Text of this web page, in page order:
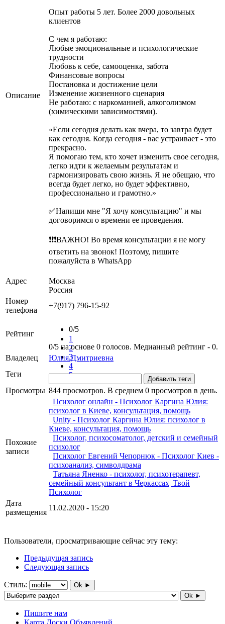
Описание
Опыт работы 5 лет. Более 2000 довольных
клиентов
С чем я работаю:
Любые эмоциональные и психологические
трудности
Любовь к себе, самооценка, забота
Финансовые вопросы
Постановка и достижение цели
Изменение жизненного сценария
Не работаю: с наркоманией, алкоголизмом
(химическими зависимостями).
«Если сегодня делать как вчера, то завтра будет
как сегодня. Когда сегодня - вас устраивает - это
прекрасно.
Я помогаю тем, кто хочет изменить свое сегодня,
легко идти к желаемым результатам и
гармонизировать свою жизнь. Я не обещаю, что
всегда будет легко, но будет эффективно,
профессионально и грамотно.»
✅Напиши мне "Я хочу консультацию" и мы
договоримся о времени ее проведения.
❗❗❗ВАЖНО! Во время консультации я не могу
ответить на звонок! Поэтому, пишите
пожалуйста в WhatsApp
Адрес
Москва
Россия
Номер
телефона
+7(917) 796-15-92
Рейтинг
0/5
1
2
3
4
5
0/5 на основе 0 голосов. Медианный рейтинг - 0.
Владелец
Юлия Дмитриевна
Теги
Добавить теги
Просмотры 844 просмотров. В среднем 0 просмотров в день.
Похожие
записи
Психолог онлайн - Психолог Каргина Юлия:
психолог в Киеве, консультация, помощь
Unity - Психолог Каргина Юлия: психолог в
Киеве, консультация, помощь
Психолог, психосоматолог, детский и семейный
психолог
Психолог Евгений Чепорнюк - Психолог Киев -
психоанализ, символдрама
Татьяна Яненко - психолог, психотерапевт,
семейный консультант в Черкассах| Твой
Психолог
Дата
размещения
11.02.2020 - 15:20
Пользователи, просматривающие сейчас эту тему:
Предыдущая запись
Следующая запись
Стиль:
Ok ►
Ok ►
Пишите нам
Карта Доски Объявлений